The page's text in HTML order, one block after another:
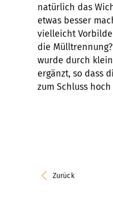
natürlich das
etwas besser
vielleicht
die
wurde durch
ergänzt, so dass
zum Schluss
Zurück